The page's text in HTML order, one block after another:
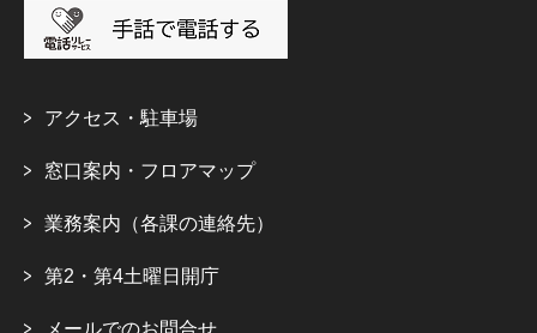
アクセス・駐車場
窓口案内・フロアマップ
業務案内（各課の連絡先）
第2・第4土曜日開庁
メールでのお問合せ